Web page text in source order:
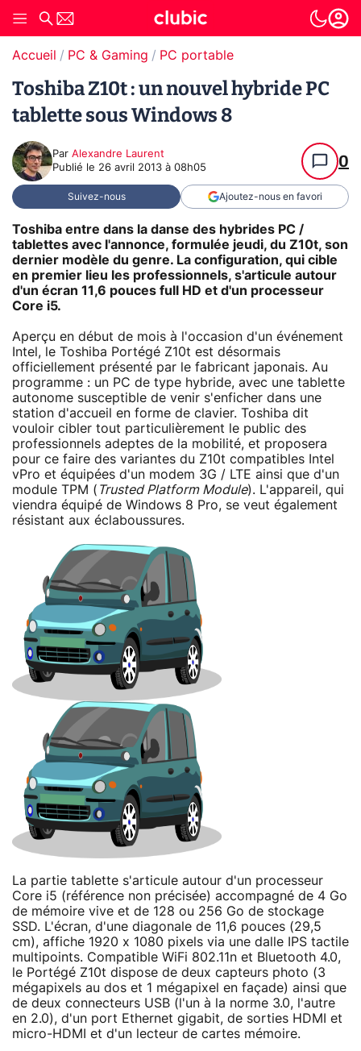
Accueil PC & Gaming PC portable
Toshiba Z10t : un nouvel hybride PC
tablette sous Windows 8
Par Alexandre Laurent
Publié le 26 avril 2013 à 08h05 0
Suivez-nous Ajoutez-nous en favori
Toshiba entre dans la danse des hybrides PC /
tablettes avec l'annonce, formulée jeudi, du Z10t, son
dernier modèle du genre. La configuration, qui cible
en premier lieu les professionnels, s'articule autour
d'un écran 11,6 pouces full HD et d'un processeur
Core i5.
Aperçu en début de mois à l'occasion d'un événement
Intel, le Toshiba Portégé Z10t est désormais
officiellement présenté par le fabricant japonais. Au
programme : un PC de type hybride, avec une tablette
autonome susceptible de venir s'enficher dans une
station d'accueil en forme de clavier. Toshiba dit
vouloir cibler tout particulièrement le public des
professionnels adeptes de la mobilité, et proposera
pour ce faire des variantes du Z10t compatibles Intel
vPro et équipées d'un modem 3G / LTE ainsi que d'un
module TPM ( Trusted Platform Module). L'appareil, qui
viendra équipé de Windows 8 Pro, se veut également
résistant aux éclaboussures.
La partie tablette s'articule autour d'un processeur
Core i5 (référence non précisée) accompagné de 4 Go
de mémoire vive et de 128 ou 256 Go de stockage
SSD. L'écran, d'une diagonale de 11,6 pouces (29,5
cm), affiche 1920 x 1080 pixels via une dalle IPS tactile
multipoints. Compatible WiFi 802.11n et Bluetooth 4.0,
le Portégé Z10t dispose de deux capteurs photo (3
mégapixels au dos et 1 mégapixel en façade) ainsi que
de deux connecteurs USB (l'un à la norme 3.0, l'autre
en 2.0), d'un port Ethernet gigabit, de sorties HDMI et
micro-HDMI et d'un lecteur de cartes mémoire.